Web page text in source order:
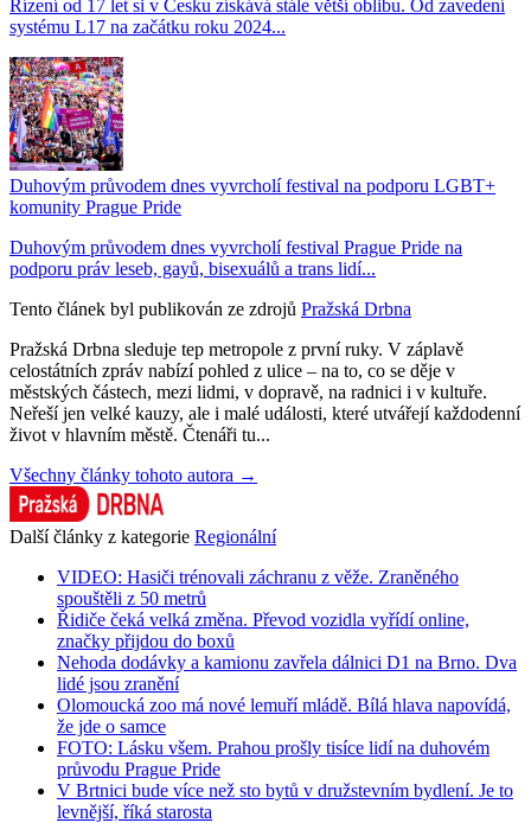
Řízení od 17 let si v Česku získává stále větší oblibu. Od zavedení
systému L17 na začátku roku 2024...
Duhovým průvodem dnes vyvrcholí festival na podporu LGBT+
komunity Prague Pride
Duhovým průvodem dnes vyvrcholí festival Prague Pride na
podporu práv leseb, gayů, bisexuálů a trans lidí...
Tento článek byl publikován ze zdrojů Pražská Drbna
Pražská Drbna sleduje tep metropole z první ruky. V záplavě
celostátních zpráv nabízí pohled z ulice – na to, co se děje v
městských částech, mezi lidmi, v dopravě, na radnici i v kultuře.
Neřeší jen velké kauzy, ale i malé události, které utvářejí každodenní
život v hlavním městě. Čtenáři tu...
Všechny články tohoto autora →
Další články z kategorie Regionální
VIDEO: Hasiči trénovali záchranu z věže. Zraněného
spouštěli z 50 metrů
Řidiče čeká velká změna. Převod vozidla vyřídí online,
značky přijdou do boxů
Nehoda dodávky a kamionu zavřela dálnici D1 na Brno. Dva
lidé jsou zranění
Olomoucká zoo má nové lemuří mládě. Bílá hlava napovídá,
že jde o samce
FOTO: Lásku všem. Prahou prošly tisíce lidí na duhovém
průvodu Prague Pride
V Brtnici bude více než sto bytů v družstevním bydlení. Je to
levnější, říká starosta